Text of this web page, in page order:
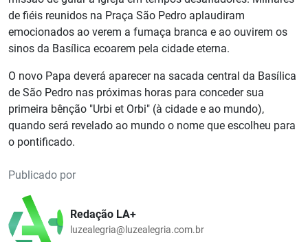
de fiéis reunidos na Praça São Pedro aplaudiram
emocionados ao verem a fumaça branca e ao ouvirem os
sinos da Basílica ecoarem pela cidade eterna.
O novo Papa deverá aparecer na sacada central da Basílica
de São Pedro nas próximas horas para conceder sua
primeira bênção "Urbi et Orbi" (à cidade e ao mundo),
quando será revelado ao mundo o nome que escolheu para
o pontificado.
Publicado por
Redação LA+
luzealegria@luzealegria.com.br